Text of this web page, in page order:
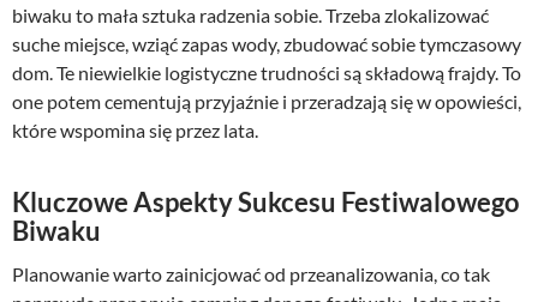
biwaku to mała sztuka radzenia sobie. Trzeba zlokalizować
suche miejsce, wziąć zapas wody, zbudować sobie tymczasowy
dom. Te niewielkie logistyczne trudności są składową frajdy. To
one potem cementują przyjaźnie i przeradzają się w opowieści,
które wspomina się przez lata.
Kluczowe Aspekty Sukcesu Festiwalowego
Biwaku
Planowanie warto zainicjować od przeanalizowania, co tak